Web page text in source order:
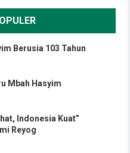
Berusia 103 Tahun
Mbah Hasyim
Indonesia Kuat”
Reyog